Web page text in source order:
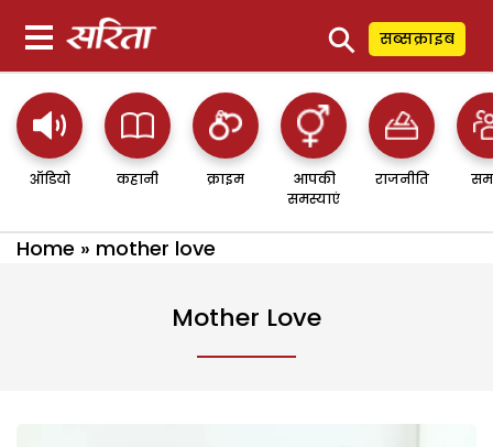
⚲ सब्सक्राइब
ऑडियो कहानी क्राइम
आपकी
समस्याएं
राजनीति
Home » mother love
Mother Love